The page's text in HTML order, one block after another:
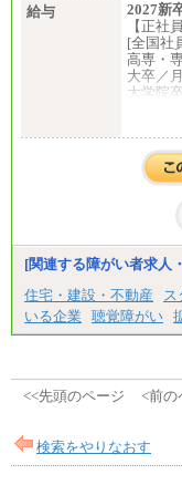
給与
2027新
【正社員
[全国社
高専・
大卒／
大学院
[地域
【正社
[全国
[地域
【契約
[関連する障がい者求人
住宅・建設・不動産
ス
いる企業
聴覚障がい
<<先頭のページ <前の
検索をやりなおす